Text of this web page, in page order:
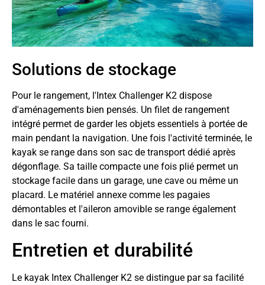
Solutions de stockage
Pour le rangement, l'Intex Challenger K2 dispose
d'aménagements bien pensés. Un filet de rangement
intégré permet de garder les objets essentiels à portée de
main pendant la navigation. Une fois l'activité terminée, le
kayak se range dans son sac de transport dédié après
dégonflage. Sa taille compacte une fois plié permet un
stockage facile dans un garage, une cave ou même un
placard. Le matériel annexe comme les pagaies
démontables et l'aileron amovible se range également
dans le sac fourni.
Entretien et durabilité
Le kayak Intex Challenger K2 se distingue par sa facilité